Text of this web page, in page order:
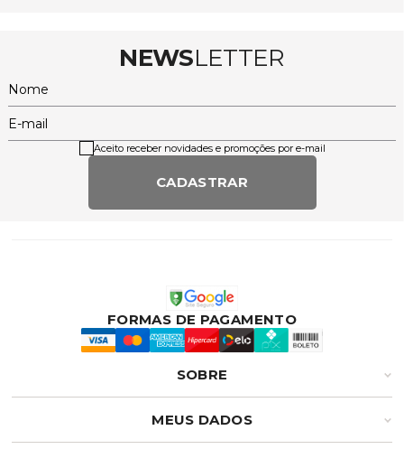
NEWSLETTER
Nome
E-mail
CADASTRAR
Aceito receber novidades e promoções por e-mail
FORMAS DE PAGAMENTO
SOBRE
MEUS DADOS